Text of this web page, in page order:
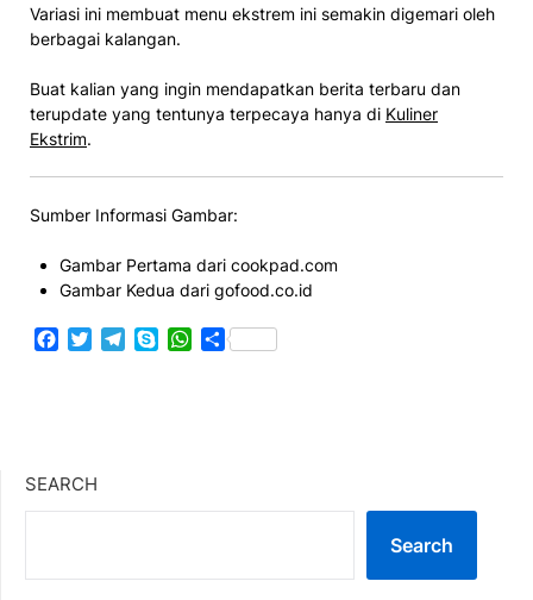
Variasi ini membuat menu ekstrem ini semakin digemari oleh
berbagai kalangan.
Buat kalian yang ingin mendapatkan berita terbaru dan
terupdate yang tentunya terpecaya hanya di Kuliner
Ekstrim.
Sumber Informasi Gambar:
Gambar Pertama dari cookpad.com
Gambar Kedua dari gofood.co.id
Facebook
TwitterTelegram
SkypeWhatsApp
Share
SEARCH
Search